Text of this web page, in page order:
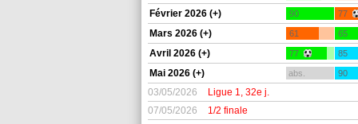
Février 2026 (+) 90 77
Mars 2026 (+) 61 65
Avril 2026 (+) 77 85
Mai 2026 (+) abs. 90
03/05/2026 Ligue 1, 32e j.
07/05/2026
1/2 finale